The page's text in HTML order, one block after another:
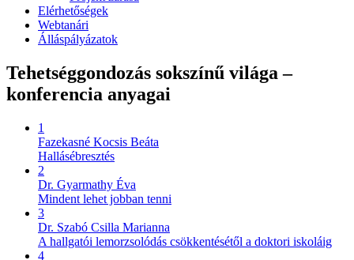
Elérhetőségek
Webtanári
Álláspályázatok
Tehetséggondozás sokszínű világa –
konferencia anyagai
1
Fazekasné Kocsis Beáta
Hallásébresztés
2
Dr. Gyarmathy Éva
Mindent lehet jobban tenni
3
Dr. Szabó Csilla Marianna
A hallgatói lemorzsolódás csökkentésétől a doktori iskoláig
4